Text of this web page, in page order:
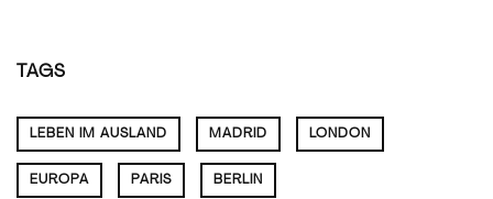
TAGS
LEBEN IM AUSLAND MADRID LONDON
EUROPA PARIS BERLIN